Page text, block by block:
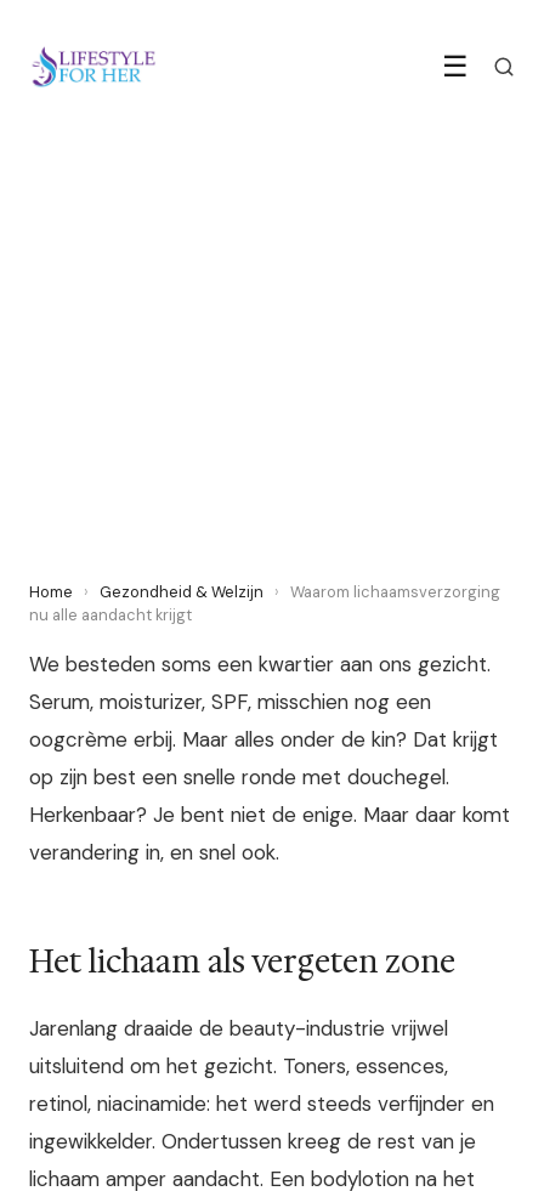
☰
Home › Gezondheid & Welzijn › Waarom lichaamsverzorging
nu alle aandacht krijgt
We besteden soms een kwartier aan ons gezicht.
Serum, moisturizer, SPF, misschien nog een
oogcrème erbij. Maar alles onder de kin? Dat krijgt
op zijn best een snelle ronde met douchegel.
Herkenbaar? Je bent niet de enige. Maar daar komt
verandering in, en snel ook.
Het lichaam als vergeten zone
Jarenlang draaide de beauty-industrie vrijwel
uitsluitend om het gezicht. Toners, essences,
retinol, niacinamide: het werd steeds verfijnder en
ingewikkelder. Ondertussen kreeg de rest van je
lichaam amper aandacht. Een bodylotion na het